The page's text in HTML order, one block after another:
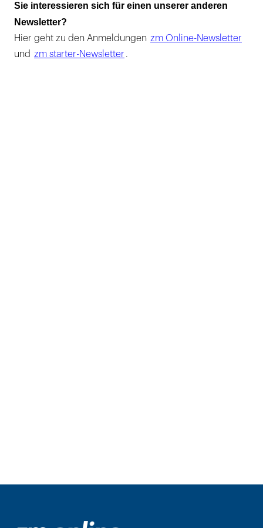
Sie interessieren sich für einen unserer anderen
Newsletter?
Hier geht zu den Anmeldungen zm Online-Newsletter
und zm starter-Newsletter .